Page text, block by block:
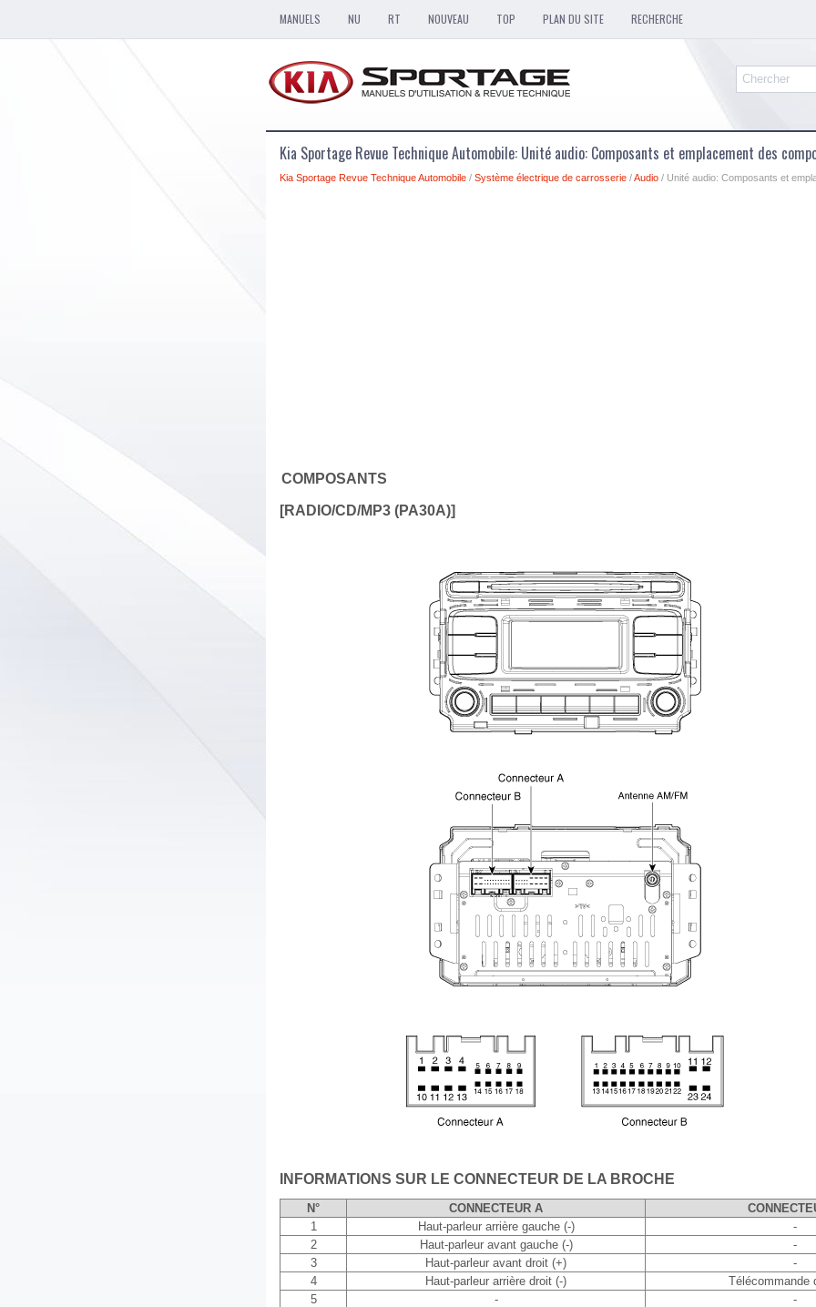
MANUELS NU RT NOUVEAU TOP PLAN DU SITE RECHERCHE
Kia Sportage Revue Technique Automobile: Unité audio: Composants et emplacement des
Kia Sportage Revue Technique Automobile / Système électrique de carrosserie /Audio / Unité audio: Composants et
COMPOSANTS
[RADIO/CD/MP3 (PA30A)]
INFORMATIONS SUR LE CONNECTEUR DE LA BROCHE
N° CONNECTEUR A
1
Haut-parleur arrière gauche (-)
-
2
Haut-parleur avant gauche (-)
-
3
Haut-parleur avant droit (+)
-
4
Haut-parleur arrière droit (-)
Télécommande
5
-
-